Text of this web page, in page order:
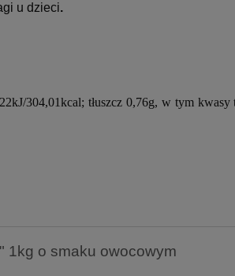
u dzieci.
304,01kcal; tłuszcz 0,76g, w tym
1kg o smaku owocowym